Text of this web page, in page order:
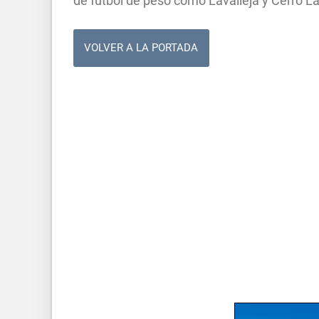
VOLVER A LA PORTADA